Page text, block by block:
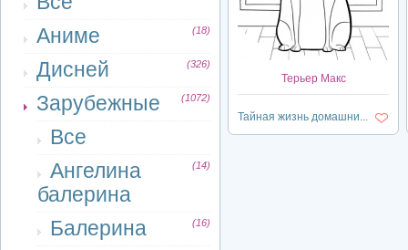
Аниме
(18)
Дисней (326)
Зарубежные (1072)
Все
Ангелина
балерина
(14)
Балерина (16)
Терьер Макс
Тайная жизнь домашни...